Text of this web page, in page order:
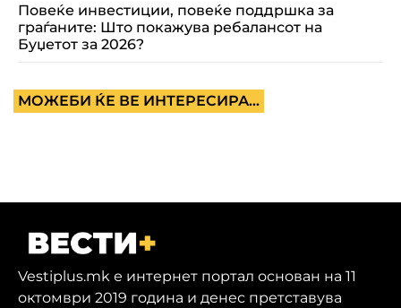
Повеќе инвестиции, повеќе поддршка за
граѓаните: Што покажува ребалансот на
Буџетот за 2026?
МОЖЕБИ ЌЕ ВЕ ИНТЕРЕСИРА...
Vestiplus.mk е интернет портал основан на 11
октомври 2019 година и денес претставува